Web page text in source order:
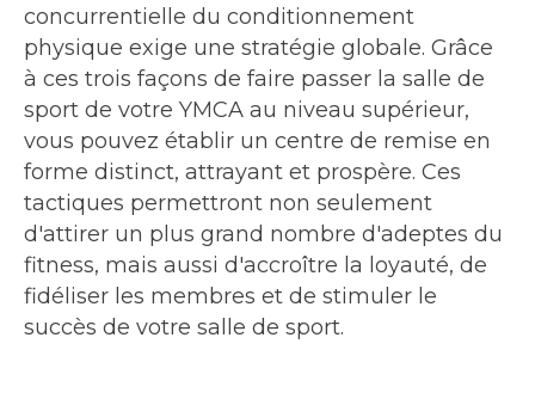
concurrentielle du conditionnement
physique exige une stratégie globale. Grâce
à ces trois façons de faire passer la salle de
sport de votre YMCA au niveau supérieur,
vous pouvez établir un centre de remise en
forme distinct, attrayant et prospère. Ces
tactiques permettront non seulement
d'attirer un plus grand nombre d'adeptes du
fitness, mais aussi d'accroître la loyauté, de
fidéliser les membres et de stimuler le
succès de votre salle de sport.